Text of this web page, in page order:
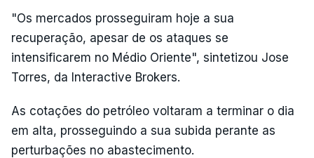
"Os mercados prosseguiram hoje a sua
recuperação, apesar de os ataques se
intensificarem no Médio Oriente", sintetizou Jose
Torres, da Interactive Brokers.
As cotações do petróleo voltaram a terminar o dia
em alta, prosseguindo a sua subida perante as
perturbações no abastecimento.